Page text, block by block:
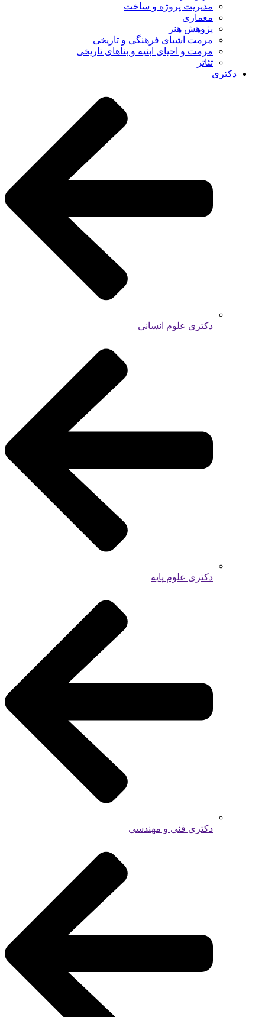
مدیریت پروژه و ساخت
معماری
پژوهش هنر
مرمت اشیای فرهنگی و تاریخی
مرمت و احیای ابنیه و بناهای تاریخی
تئاتر
دکتری
دکتری علوم انسانی
دکتری علوم پایه
دکتری فنی و مهندسی